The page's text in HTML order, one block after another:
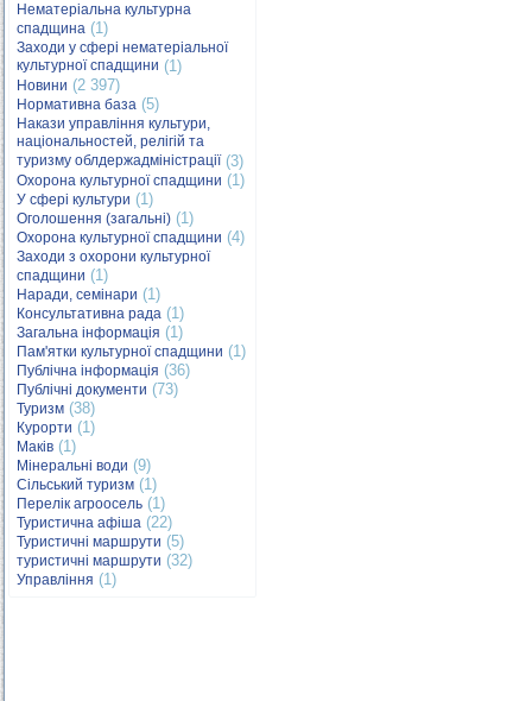
Нематеріальна культурна
спадщина (1)
Заходи у сфері нематеріальної
культурної спадщини (1)
Новини (2 397)
Нормативна база (5)
Накази управління культури,
національностей, релігій та
туризму облдержадміністрації(3)
Охорона культурної спадщини (1)
У сфері культури (1)
Оголошення (загальні) (1)
Охорона культурної спадщини (4)
Заходи з охорони культурної
спадщини (1)
Наради, семінари (1)
Консультативна рада (1)
Загальна інформація (1)
Пам'ятки культурної спадщини (1)
Публічна інформація (36)
Публічні документи (73)
Туризм (38)
Курорти (1)
Маків (1)
Мінеральні води (9)
Сільський туризм (1)
Перелік агроосель (1)
Туристична афіша (22)
Туристичні маршрути (5)
туристичні маршрути (32)
Управління (1)